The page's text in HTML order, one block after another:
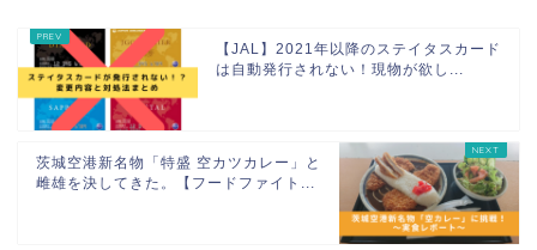
【JAL】2021年以降のステイタスカード
は自動発行されない！現物が欲し...
茨城空港新名物「特盛 空カツカレー」と
雌雄を決してきた。【フードファイト...